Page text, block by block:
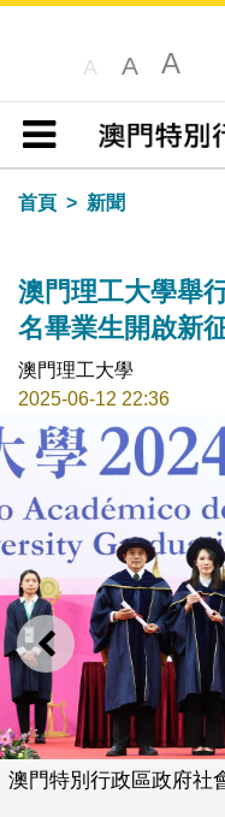
A A A
目錄
首頁
新聞
澳門理工大學舉
名畢業生開啟新
澳門理工大學
2025-06-12 22:36
上一則
澳門特別行政區政府社